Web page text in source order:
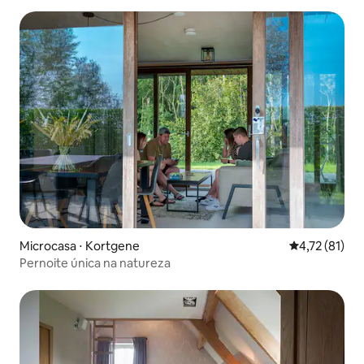
Microcasa ⋅ Kortgene 4,72 de uma
4,72 (81)
Pernoite única na natureza